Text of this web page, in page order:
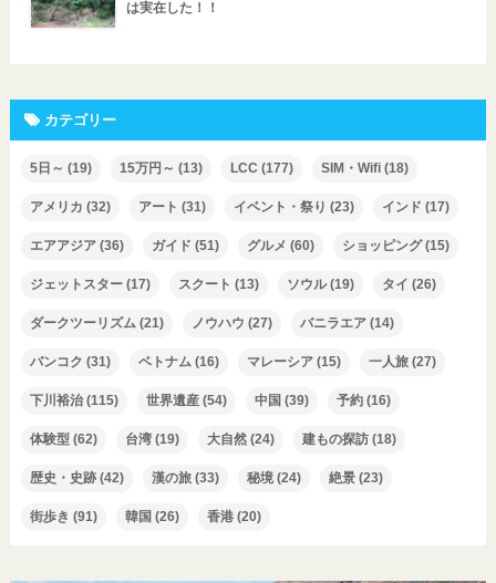
は実在した！！
カテゴリー
5日～ (19) 15万円～ (13) LCC (177) SIM・Wifi(18)
アメリカ (32) アート (31) イベント・祭り (23) インド (17)
エアアジア(36) ガイド (51) グルメ (60) ショッピング(15)
ジェットスター(17) スクート (13) ソウル(19) タイ (26)
ダークツーリズム(21) ノウハウ (27) バニラエア(14)
バンコク (31) ベトナム(16) マレーシア(15) 一人旅(27)
下川裕治(115) 世界遺産(54) 中国 (39) 予約(16)
体験型(62) 台湾(19) 大自然(24) 建もの探訪(18)
歴史・史跡(42) 漢の旅(33) 秘境(24) 絶景(23)
街歩き (91) 韓国 (26) 香港(20)